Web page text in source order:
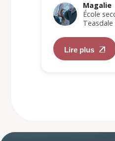
Magalie
École
Teasdale
Lire plus